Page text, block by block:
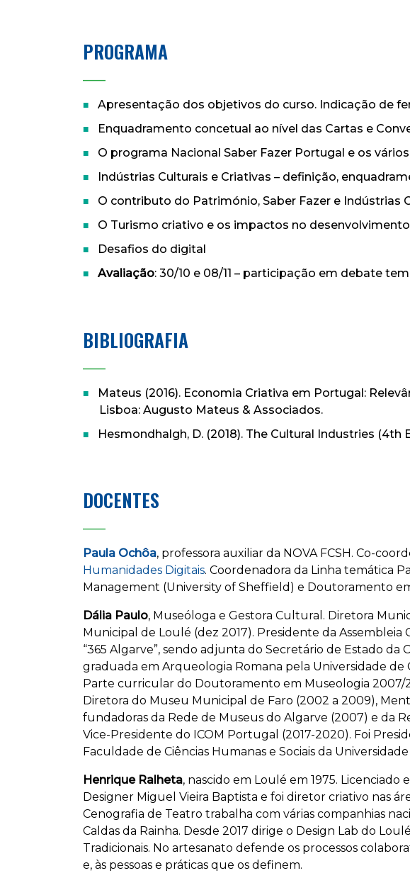
PROGRAMA
____
Apresentação dos objetivos do curso. Indicação de
Enquadramento concetual ao nível das Cartas e
O programa Nacional Saber Fazer Portugal e os
Indústrias Culturais e Criativas – definição,
O contributo do Património, Saber Fazer e Indústrias
O Turismo criativo e os impactos no
Desafios do digital
Avaliação: 30/10 e 08/11 – participação em debate
BIBLIOGRAFIA
____
Mateus (2016). Economia Criativa em Portugal:
Lisboa: Augusto Mateus & Associados.
Hesmondhalgh, D. (2018). The Cultural Industries (4th
DOCENTES
____
Paula Ochôa, professora auxiliar da NOVA FCSH. Co-
Humanidades Digitais. Coordenadora da Linha temática
Management (University of Sheffield) e Doutoramento
Dália Paulo, Museóloga e Gestora Cultural. Diretora
Municipal de Loulé (dez 2017). Presidente da Assembleia
“365 Algarve”, sendo adjunta do Secretário de Estado
graduada em Arqueologia Romana pela Universidade
Parte curricular do Doutoramento em Museologia 2007/
Diretora do Museu Municipal de Faro (2002 a 2009),
fundadoras da Rede de Museus do Algarve (2007) e da
Vice-Presidente do ICOM Portugal (2017-2020). Foi
Faculdade de Ciências Humanas e Sociais da
Henrique Ralheta, nascido em Loulé em 1975.
Designer Miguel Vieira Baptista e foi diretor criativo nas
Cenografia de Teatro trabalha com várias companhias
Caldas da Rainha. Desde 2017 dirige o Design Lab do
Tradicionais. No artesanato defende os processos
e, às pessoas e práticas que os definem.